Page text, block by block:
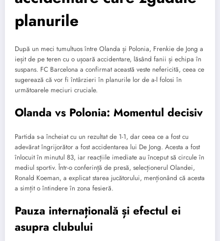
planurile
După un meci tumultuos între Olanda și Polonia, Frenkie de Jong a
ieșit de pe teren cu o ușoară accidentare, lăsând fanii și echipa în
suspans. FC Barcelona a confirmat această veste nefericită, ceea ce
sugerează că vor fi întârzieri în planurile lor de a-l folosi în
următoarele meciuri cruciale.
Olanda vs Polonia: Momentul decisiv
Partida s-a încheiat cu un rezultat de 1-1, dar ceea ce a fost cu
adevărat îngrijorător a fost accidentarea lui De Jong. Acesta a fost
înlocuit în minutul 83, iar reacțiile imediate au început să circule în
mediul sportiv. Într-o conferință de presă, selecționerul Olandei,
Ronald Koeman, a explicat starea jucătorului, menționând că acesta
a simțit o întindere în zona fesieră.
Pauza internațională și efectul ei
asupra clubului